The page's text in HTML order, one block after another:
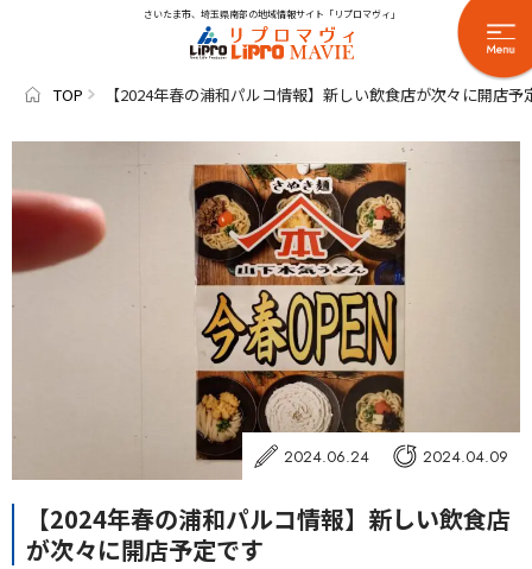
さいたま市、埼玉県南部の地域情報サイト「リプロマヴィ」
TOP 【2024年春の浦和パルコ情報】新しい飲食店が次々に開店予
2024.06.24 2024.04.09
【2024年春の浦和パルコ情報】新しい飲食店
が次々に開店予定です